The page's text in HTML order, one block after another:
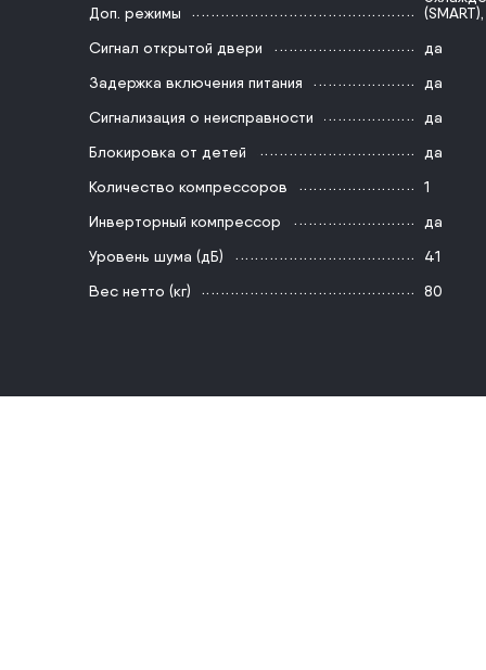
Доп. режимы
(SMART),
Сигнал открытой двери
да
Задержка включения питания
да
Сигнализация о неисправности
да
Блокировка от детей
да
Количество компрессоров
1
Инверторный компрессор
да
Уровень шума (дБ)
41
Вес нетто (кг)
80